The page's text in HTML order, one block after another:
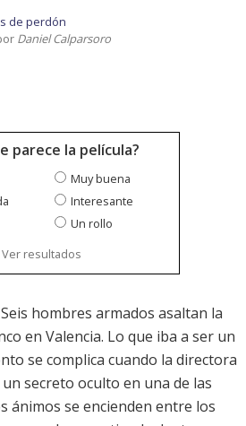
de perdón
Daniel Calparsoro
parece la película?
Muy buena
Interesante
Un rollo
Ver resultados
hombres armados asaltan la
en Valencia. Lo que iba a ser un
se complica cuando la directora
secreto oculto en una de las
ánimos se encienden entre los